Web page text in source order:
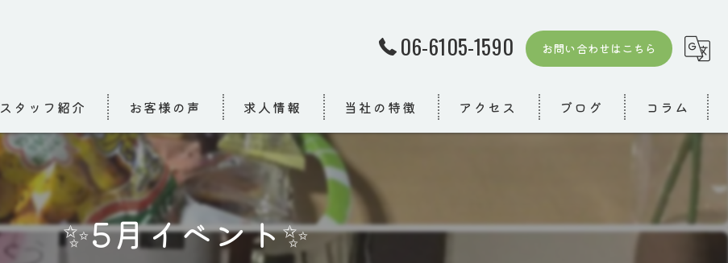
06-6105-1590 お問い合わせはこちら
スタッフ紹介 お客様の声 求人情報 当社の特徴
求人
介護
アクセス ブログ コラム
✨5月イベント✨